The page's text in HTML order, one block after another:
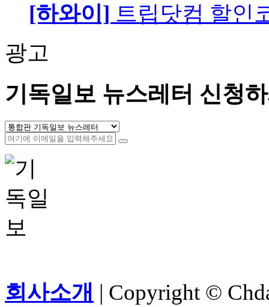
[하와이] 트립닷컴 할인
광고
기독일보 뉴스레터 신청
회사소개 | Copyright ©